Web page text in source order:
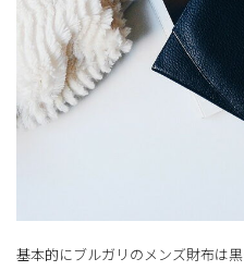
基本的にブルガリのメンズ財布は